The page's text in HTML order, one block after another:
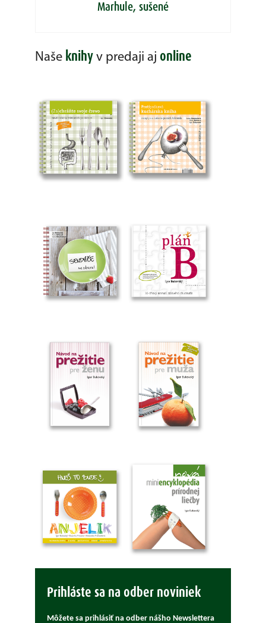
Marhule, sušené
Naše knihy v predaji aj online
Prihláste sa na odber noviniek
Môžete sa prihlásiť na odber nášho Newslettera